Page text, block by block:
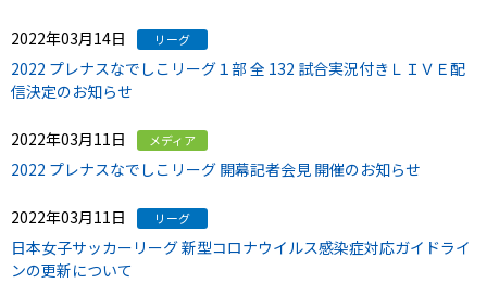
2022年03月14日 リーグ
2022 プレナスなでしこリーグ１部 全 132 試合実況付きＬＩＶＥ配
信決定のお知らせ
2022年03月11日 メディア
2022 プレナスなでしこリーグ 開幕記者会見 開催のお知らせ
2022年03月11日 リーグ
日本女子サッカーリーグ 新型コロナウイルス感染症対応ガイドライ
ンの更新について